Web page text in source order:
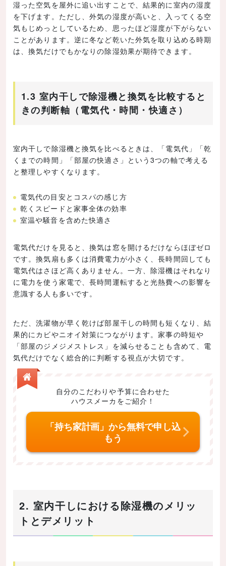
湿った空気を屋外に追い出すことで、結果的に室内の湿度
を下げます。ただし、外気の湿度が高いと、入ってくる空
気もじめっとしているため、思ったほど湿度が下がらない
ことがあります。逆に冬など乾いた外気を取り込める時期
は、換気だけでもかなりの除湿効果が期待できます。
1.3 室内干しで除湿機と換気を比較すると
きの判断軸（電気代・時間・快適さ）
室内干しで除湿機と換気を比べるときは、「電気代」「乾
くまでの時間」「部屋の快適さ」という3つの軸で考える
と整理しやすくなります。
電気代の目安とコスパの感じ方
乾くスピードと家事全体の効率
室温や騒音を含めた快適さ
電気代だけを見ると、換気は窓を開けるだけならほぼゼロ
です。換気扇も多くは消費電力が小さく、長時間回しても
電気代はさほど高くありません。一方、除湿機はそれなり
に電力を使う家電で、長時間運転すると光熱費への影響を
意識する人も多いです。
ただ、洗濯物が早く乾けば部屋干しの時間も短くなり、結
果的にカビやニオイ対策につながります。家事の時短や
「部屋のジメジメストレス」を減らせることも含めて、電
気代だけでなく総合的に判断する視点が大切です。
自分のこだわりや予算に合わせた
ハウスメーカをご紹介！
「持ち家計画」から無料で申し込
もう
2. 室内干しにおける除湿機のメリッ
トとデメリット